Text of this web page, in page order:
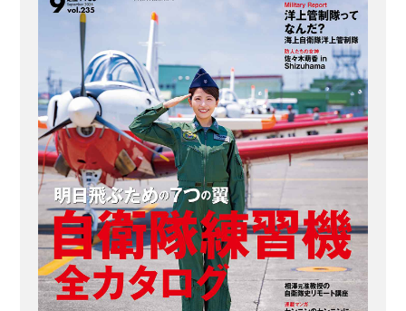
リッジ』による共同訓練が行われた。
この訓練では、有事を想定した各種戦
術訓練が行われた。こ...